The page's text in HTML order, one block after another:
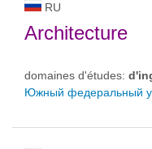
RU
Architecture
domaines d'études:
Южный федеральный